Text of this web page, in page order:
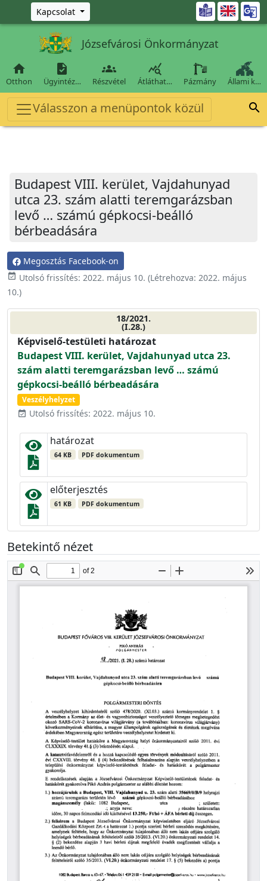
Ugrás a fő tartalomra
Kapcsolat 
Józsefvárosi Önkormányzat

Otthon

Ügyintéz…

Részvétel

Átláthat… Pázmány Állami k…
Válasszon a menüpontok közül 
Budapest VIII. kerület, Vajdahunyad
utca 23. szám alatti teremgarázsban
levő … számú gépkocsi-beálló
bérbeadására
Megosztás Facebook-on
event_available Utolsó frissítés: 2022. május 10. (Létrehozva: 2022. május
10.)
18/2021.
(I.28.)
Képviselő-testületi határozat
Budapest VIII. kerület, Vajdahunyad utca 23.
szám alatti teremgarázsban levő … számú
gépkocsi-beálló bérbeadására
Veszélyhelyzet
event_available Utolsó frissítés: 2022. május 10.
határozat
64 KB PDF dokumentum
előterjesztés
61 KB PDF dokumentum
Betekintő nézet